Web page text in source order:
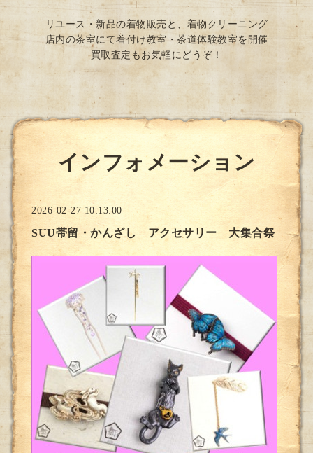
リユース・新品の着物販売と、着物クリーニング
店内の茶室にて着付け教室・茶道体験教室を開催
買取査定もお気軽にどうぞ！
インフォメーション
2026-02-27 10:13:00
SUU帯留・かんざし アクセサリー 大集合祭